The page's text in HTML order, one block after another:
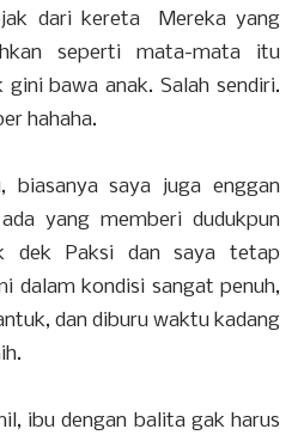
dari kereta Mereka yang
seperti mata-mata itu
bawa anak. Salah sendiri.
hahaha.
biasanya saya juga enggan
yang memberi dudukpun
dek Paksi dan saya tetap
dalam kondisi sangat penuh,
dan diburu waktu kadang
ibu dengan balita gak harus